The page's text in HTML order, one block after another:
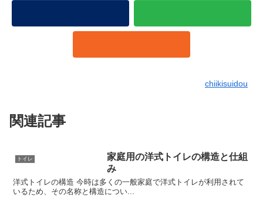
chiikisuidou
関連記事
トイレ
家庭用の洋式トイレの構造と仕組
み
洋式トイレの構造 今時は多くの一般家庭で洋式トイレが利用されて
いるため、その名称と構造につい...